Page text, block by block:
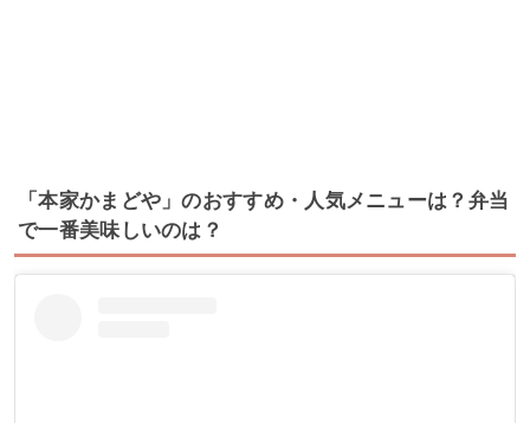
「本家かまどや」のおすすめ・人気メニューは？弁当
で一番美味しいのは？